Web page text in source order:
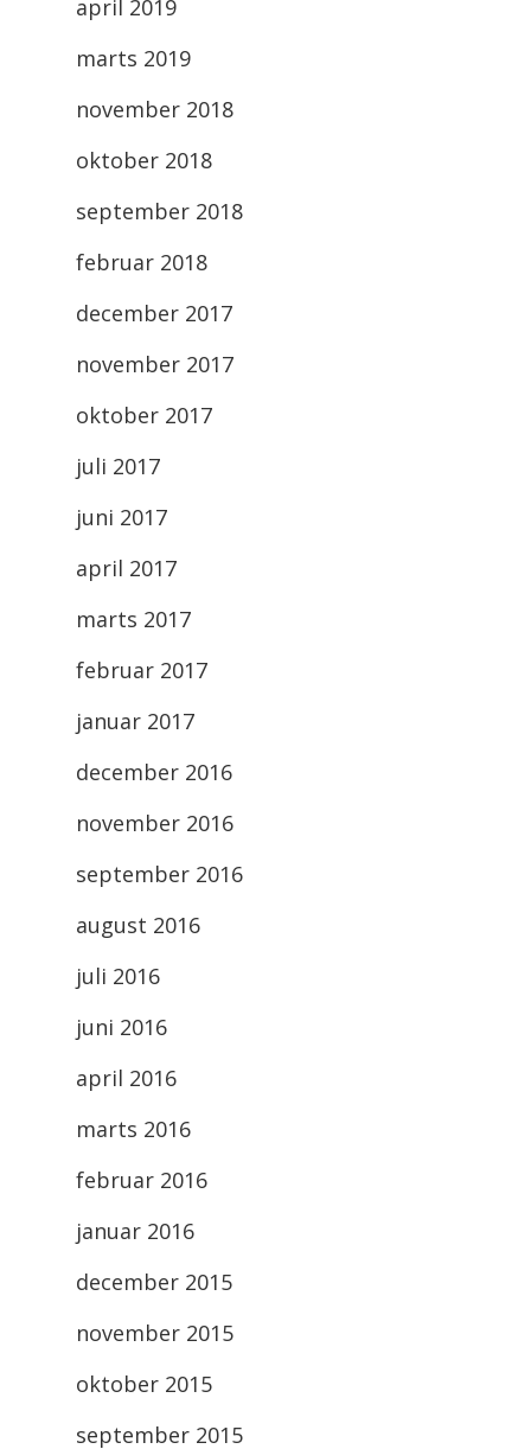
april 2019
marts 2019
november 2018
oktober 2018
september 2018
februar 2018
december 2017
november 2017
oktober 2017
juli 2017
juni 2017
april 2017
marts 2017
februar 2017
januar 2017
december 2016
november 2016
september 2016
august 2016
juli 2016
juni 2016
april 2016
marts 2016
februar 2016
januar 2016
december 2015
november 2015
oktober 2015
september 2015